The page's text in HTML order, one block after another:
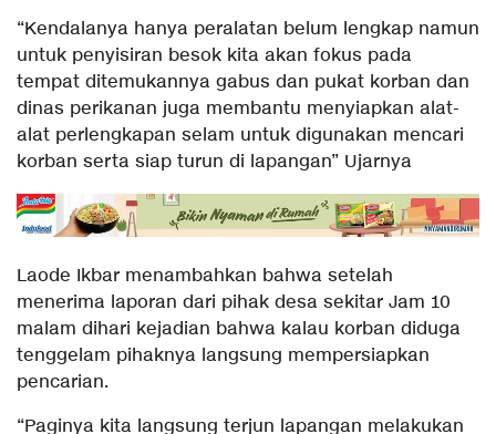
“Kendalanya hanya peralatan belum lengkap namun
untuk penyisiran besok kita akan fokus pada
tempat ditemukannya gabus dan pukat korban dan
dinas perikanan juga membantu menyiapkan alat-
alat perlengkapan selam untuk digunakan mencari
korban serta siap turun di lapangan” Ujarnya
Laode Ikbar menambahkan bahwa setelah
menerima laporan dari pihak desa sekitar Jam 10
malam dihari kejadian bahwa kalau korban diduga
tenggelam pihaknya langsung mempersiapkan
pencarian.
“Paginya kita langsung terjun lapangan melakukan